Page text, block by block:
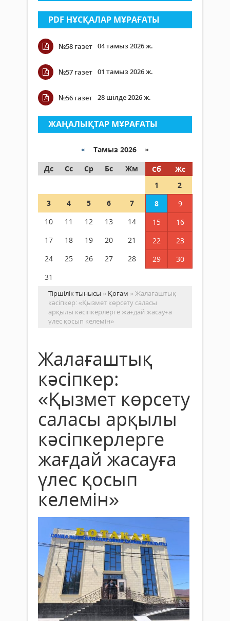
PDF НҰСҚАЛАР МҰРАҒАТЫ
№58 газет 04 тамыз 2026 ж.
№57 газет 01 тамыз 2026 ж.
№56 газет 28 шілде 2026 ж.
ЖАҢАЛЫҚТАР МҰРАҒАТЫ
« Тамыз 2026 »
Дс
Сс Ср Бс Жм Сб
Жс
1
2
3
4 5 6 7 8
9
10
11 12 13 14 15
16
17
18 19 20 21 22
23
24
25 26 27 28 29
30
31
Тіршілік тынысы » Қоғам » Жалағаштық
кәсіпкер: «Қызмет көрсету саласы
арқылы кәсіпкерлерге жағдай жасауға
үлес қосып келемін»
Жалағаштық
кәсіпкер:
«Қызмет көрсету
саласы арқылы
кәсіпкерлерге
жағдай жасауға
үлес қосып
келемін»